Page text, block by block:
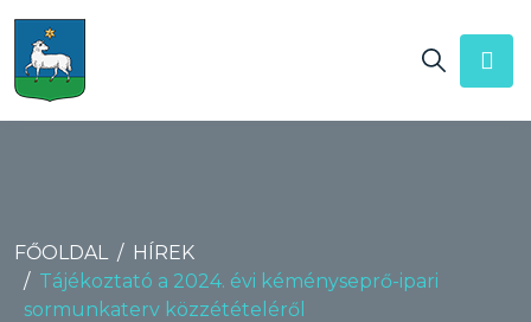
FŐOLDAL
HÍREK
Tájékoztató a 2024. évi kéményseprő-ipari
sormunkaterv közzétételéről